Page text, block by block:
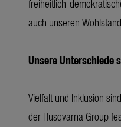
freiheitlich-
auch unseren
Unsere Unterschiede
Vielfalt und Inklusion
der Husqvarna Group